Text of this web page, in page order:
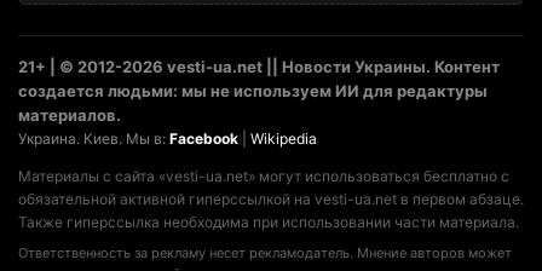
21+ | © 2012-2026 vesti-ua.net || Новости Украины. Контент
создается людьми: мы не используем ИИ для редактуры
материалов.
Украина. Киев. Мы в: Facebook Wikipedia
Материалы с сайта «vesti-ua.net» могут использоваться бесплатно с
обязательной активной гиперссылкой на vesti-ua.net в первом абзаце.
Также гиперссылка необходима при использовании части материала.
Ответственность за рекламу несет рекламодатель. Мнение авторов может